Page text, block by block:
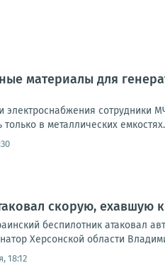
материалы для
электроснабжения сотрудники
только в металлических
скорую,
беспилотник атаковал
Херсонской области
18:12